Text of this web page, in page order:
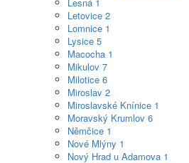
Letovice 2
Lomnice 1
Lysice 5
Macocha 1
Mikulov 7
Milotice 6
Miroslav 2
Miroslavské Knínice 1
Moravský Krumlov 6
Němčice 1
Nové Mlýny 1
Nový Hrad u Adamova 1